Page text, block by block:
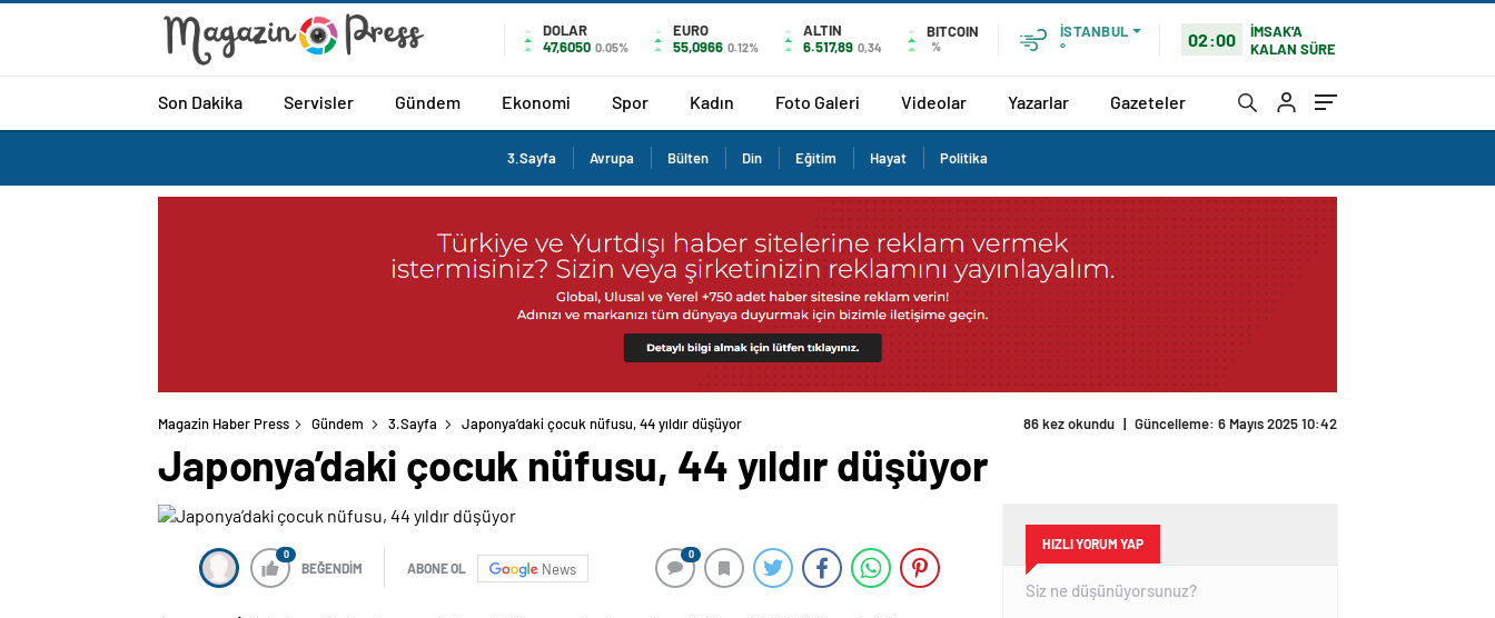
DOLAR
47,6050 0.05%
EURO
55,0966 0.12%
ALTIN
6.517,89 0,34
BITCOIN
%
İSTANBUL
°
02:00
İMSAK'A
KALAN SÜRE
Son Dakika Servisler Gündem Ekonomi Spor Kadın Foto Galeri Videolar Yazarlar Gazeteler
3.Sayfa Avrupa Bülten Din Eğitim Hayat Politika
Magazin Haber Press Gündem 3.Sayfa Japonya’daki çocuk nüfusu, 44 yıldır düşüyor 86 kez okundu | Güncelleme: 6 Mayıs 2025 10:42
Japonya’daki çocuk nüfusu, 44 yıldır düşüyor
0
BEĞENDİM ABONE OL News
0
HIZLI YORUM YAP